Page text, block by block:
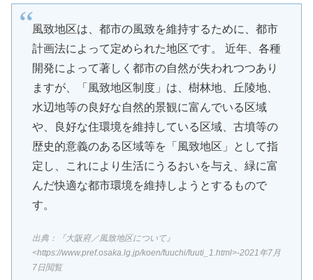
風致地区は、都市の風致を維持するために、都市
計画法によって定められた地区です。 近年、各種
開発によって著しく都市の自然が失われつつあり
ますが、「風致地区制度」は、樹林地、丘陵地、
水辺地等の良好な自然的景観に富んでいる区域
や、良好な住環境を維持している区域、古墳等の
歴史的意義のある区域等を「風致地区」として指
定し、これにより生活にうるおいを与え、緑に富
んだ快適な都市環境を維持しようとするもので
す。
出典：『大阪府／風致地区について』
<https://www.pref.osaka.lg.jp/koen/fuuchi/fuuti_1.html>-2021年7月
7日閲覧